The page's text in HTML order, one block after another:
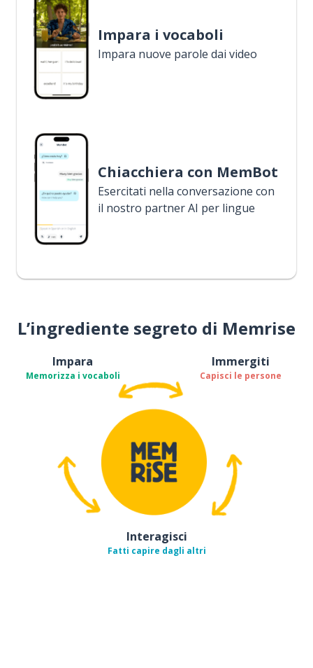
Impara i vocaboli
Impara nuove parole dai video
Chiacchiera con MemBot
Esercitati nella conversazione con
il nostro partner AI per lingue
L’ingrediente segreto di Memrise
Impara
Memorizza i vocaboli
Immergiti
Capisci le persone
Interagisci
Fatti capire dagli altri